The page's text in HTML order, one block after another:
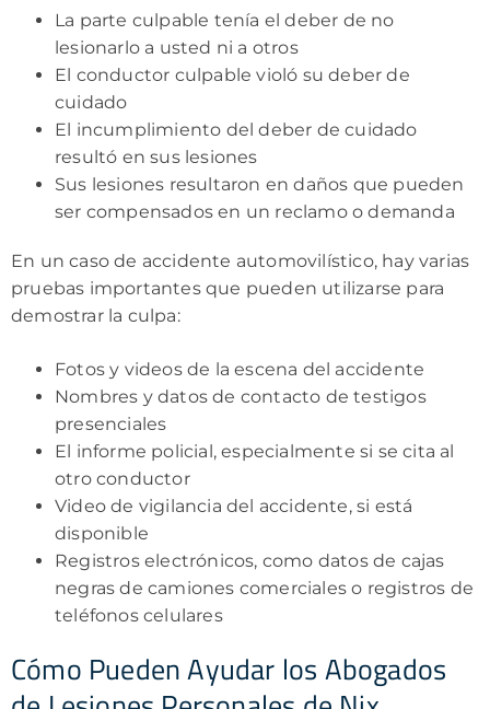
La parte culpable tenía el deber de no
lesionarlo a usted ni a otros
El conductor culpable violó su deber de
cuidado
El incumplimiento del deber de cuidado
resultó en sus lesiones
Sus lesiones resultaron en daños que pueden
ser compensados en un reclamo o demanda
En un caso de accidente automovilístico, hay varias
pruebas importantes que pueden utilizarse para
demostrar la culpa:
Fotos y videos de la escena del accidente
Nombres y datos de contacto de testigos
presenciales
El informe policial, especialmente si se cita al
otro conductor
Video de vigilancia del accidente, si está
disponible
Registros electrónicos, como datos de cajas
negras de camiones comerciales o registros de
teléfonos celulares
Cómo Pueden Ayudar los Abogados